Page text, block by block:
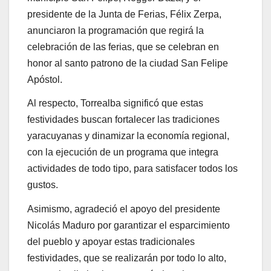
presidente de la Junta de Ferias, Félix Zerpa,
anunciaron la programación que regirá la
celebración de las ferias, que se celebran en
honor al santo patrono de la ciudad San Felipe
Apóstol.
Al respecto, Torrealba significó que estas
festividades buscan fortalecer las tradiciones
yaracuyanas y dinamizar la economía regional,
con la ejecución de un programa que integra
actividades de todo tipo, para satisfacer todos los
gustos.
Asimismo, agradeció el apoyo del presidente
Nicolás Maduro por garantizar el esparcimiento
del pueblo y apoyar estas tradicionales
festividades, que se realizarán por todo lo alto,